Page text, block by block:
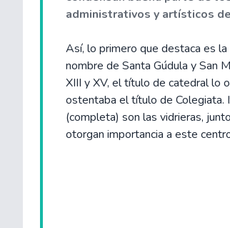
administrativos y artísticos
Así, lo primero que destaca es
nombre de Santa Gúdula y San
XIII y XV, el título de catedral lo
ostentaba el título de Colegiata.
(completa) son las vidrieras,
otorgan importancia a este